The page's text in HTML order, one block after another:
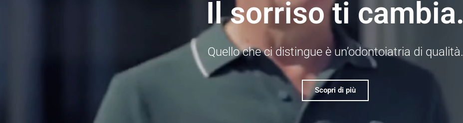
Il sorriso ti cambia.
Quello che ci distingue è un’odontoiatria di qualità.
Scopri di più